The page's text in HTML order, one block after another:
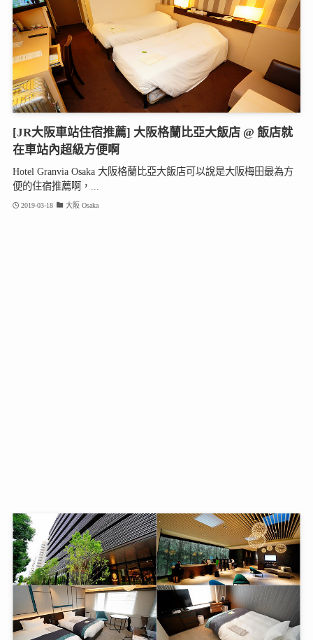
[JR大阪車站住宿推薦] 大阪格蘭比亞大飯店 @ 飯店就
在車站內超級方便啊
Hotel Granvia Osaka 大阪格蘭比亞大飯店可以說是大阪梅田最為方
便的住宿推薦啊，...
2019-03-18 大阪 Osaka